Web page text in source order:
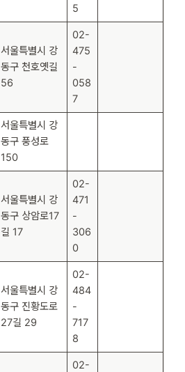
5
서울특별시 강
동구 천호옛길
56
02-
475
-
058
7
서울특별시 강
동구 풍성로
150
서울특별시 강
동구 상암로17
길 17
02-
471
-
306
0
서울특별시 강
동구 진황도로
27길 29
02-
484
-
717
8
02-